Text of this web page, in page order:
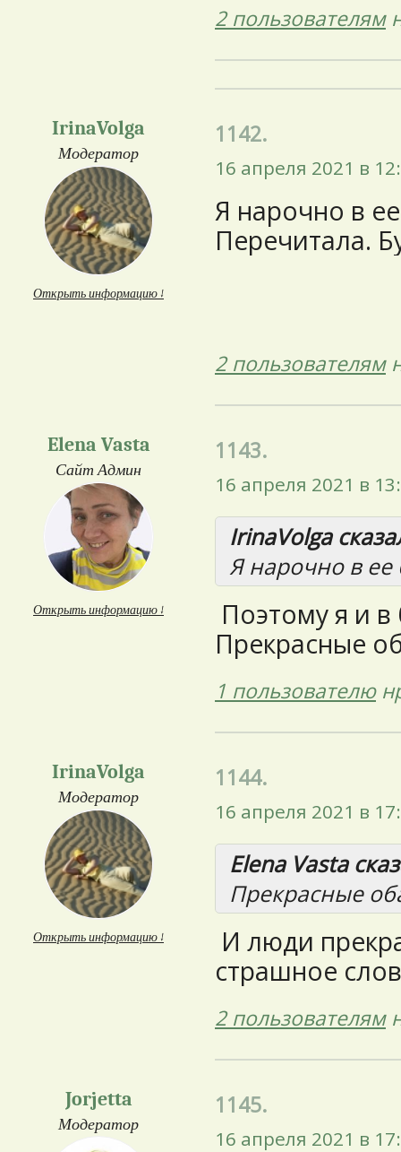
2 пользователям
IrinaVolga
Модератор
Открыть информацию ↓
1142.
16 апреля 2021 в
Я нарочно в
Перечитала.
2 пользователям
Elena Vasta
Сайт Админ
Открыть информацию ↓
1143.
16 апреля 2021 в
IrinaVolga
Я нарочно в
Поэтому я и
Прекрасные
1 пользователю
IrinaVolga
Модератор
Открыть информацию ↓
1144.
16 апреля 2021 в
Elena Vasta
Прекрасные
И люди
страшное
2 пользователям
Jorjetta
Модератор
1145.
16 апреля 2021 в